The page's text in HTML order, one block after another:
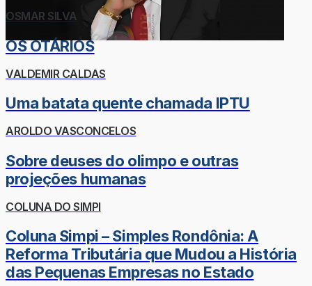
OSMAR SILVA
OS OTÁRIOS
VALDEMIR CALDAS
Uma batata quente chamada IPTU
AROLDO VASCONCELOS
Sobre deuses do olimpo e outras
projeções humanas
COLUNA DO SIMPI
Coluna Simpi – Simples Rondônia: A
Reforma Tributária que Mudou a História
das Pequenas Empresas no Estado